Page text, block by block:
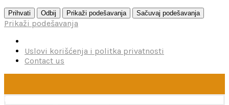
Prihvati Odbij Prikaži podešavanja Sačuvaj podešavanja
Prikaži podešavanja
Uslovi korišćenja i politka privatnosti
Contact us